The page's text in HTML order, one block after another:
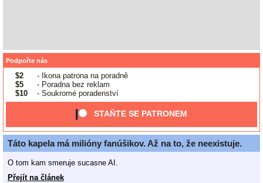
Podpořte nás
$2
- Ikona patrona na poradně
$5
- Poradna bez reklam
$10
- Soukromé poradenství
STAŇTE SE PATRONEM
Táto kapela má milióny fanúšikov. Až na to, že neexistuje.
O tom kam smeruje sucasne AI.
Přejít na článek